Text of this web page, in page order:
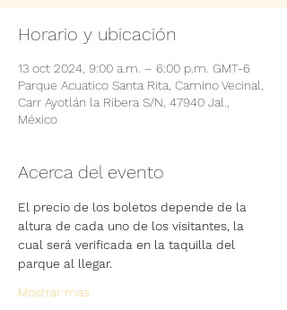
Horario y ubicación
13 oct 2024, 9:00 a.m. – 6:00 p.m. GMT-6
Parque Acuatico Santa Rita, Camino Vecinal,
Carr Ayotlán la Ribera S/N, 47940 Jal.,
México
Acerca del evento
El precio de los boletos depende de la
altura de cada uno de los visitantes, la
cual será verificada en la taquilla del
parque al llegar.
Mostrar más